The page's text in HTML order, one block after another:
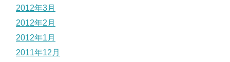
2012年3月
2012年2月
2012年1月
2011年12月